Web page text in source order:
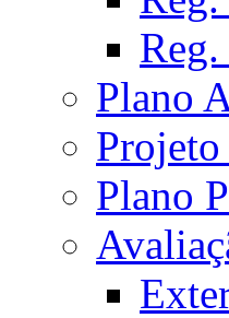
Plano
Plano